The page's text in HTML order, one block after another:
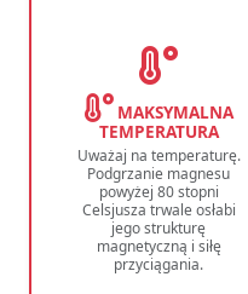
MAKSYMALNA
TEMPERATURA
Uważaj na temperaturę.
Podgrzanie magnesu
powyżej 80 stopni
Celsjusza trwale osłabi
jego strukturę
magnetyczną i siłę
przyciągania.